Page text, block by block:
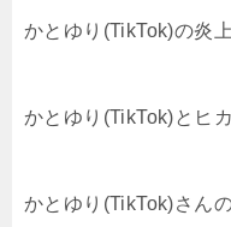
かとゆり(TikTok)の炎
かとゆり(TikTok)とヒ
かとゆり(TikTok)さん